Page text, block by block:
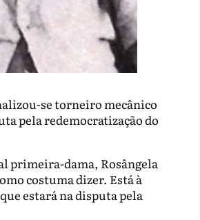
se torneiro mecânico
pela redemocratização do
primeira-dama, Rosângela
costuma dizer. Está à
estará na disputa pela